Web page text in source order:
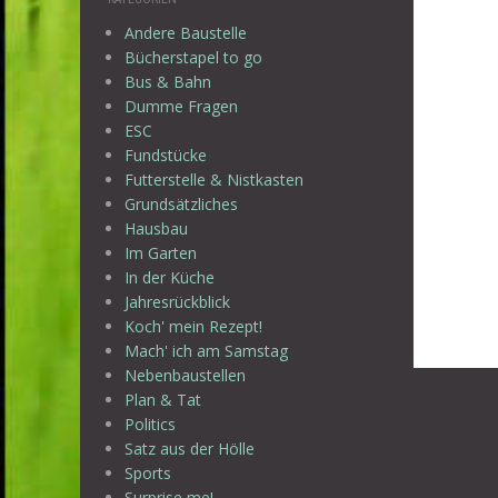
Andere Baustelle
Bücherstapel to go
Bus & Bahn
Dumme Fragen
ESC
Fundstücke
Futterstelle & Nistkasten
Grundsätzliches
Hausbau
Im Garten
In der Küche
Jahresrückblick
Koch' mein Rezept!
Mach' ich am Samstag
Nebenbaustellen
Plan & Tat
Politics
Satz aus der Hölle
Sports